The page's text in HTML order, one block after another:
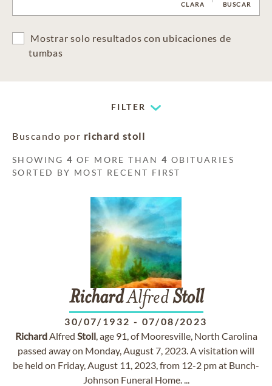
CLARA BUSCAR
Mostrar solo resultados con ubicaciones de
tumbas
FILTER
Buscando por richard stoll
SHOWING4 OF MORE THAN4 OBITUARIES
SORTED BY MOST RECENT FIRST
RichardAlfredStoll
30/07/1932 - 07/08/2023
RichardAlfred Stoll, age 91, of Mooresville, North Carolina
passed away on Monday, August 7, 2023. A visitation will
be held on Friday, August 11, 2023, from 12-2 pm at Bunch-
Johnson Funeral Home. ...